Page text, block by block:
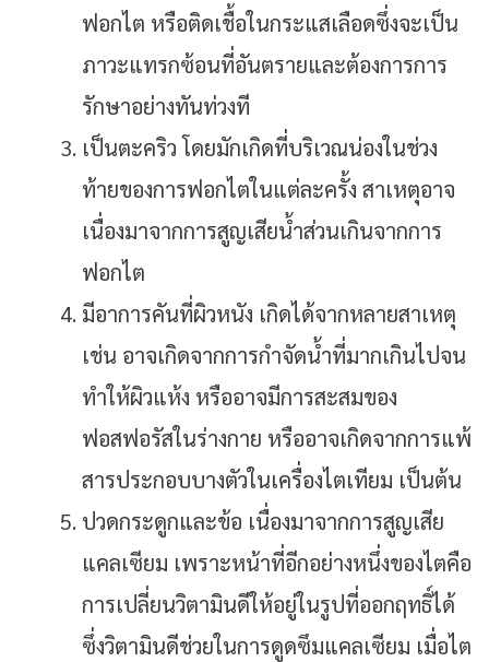
ฟอกไต หรือติดเชื้อในกระแสเลือดซึ่งจะเป็น
ภาวะแทรกซ้อนที่อันตรายและต้องการการ
รักษาอย่างทันท่วงที
เป็นตะคริว โดยมักเกิดที่บริเวณน่องในช่วง
ท้ายของการฟอกไตในแต่ละครั้ง สาเหตุอาจ
เนื่องมาจากการสูญเสียน้ำส่วนเกินจากการ
ฟอกไต
มีอาการคันที่ผิวหนัง เกิดได้จากหลายสาเหตุ
เช่น อาจเกิดจากการกำจัดน้ำที่มากเกินไปจน
ทำให้ผิวแห้ง หรืออาจมีการสะสมของ
ฟอสฟอรัสในร่างกาย หรืออาจเกิดจากการแพ้
สารประกอบบางตัวในเครื่องไตเทียม เป็นต้น
ปวดกระดูกและข้อ เนื่องมาจากการสูญเสีย
แคลเซียม เพราะหน้าที่อีกอย่างหนึ่งของไตคือ
การเปลี่ยนวิตามินดีให้อยู่ในรูปที่ออกฤทธิ์ได้
ซึ่งวิตามินดีช่วยในการดูดซึมแคลเซียม เมื่อไต